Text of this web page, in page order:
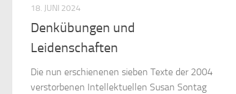
18. JUNI 2024
Denkübungen und
Leidenschaften
Die nun erschienenen sieben Texte der 2004
verstorbenen Intellektuellen Susan Sontag